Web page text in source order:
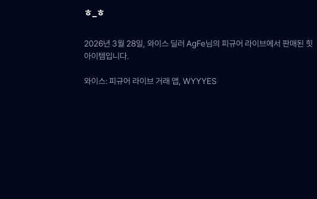
ㅎ_ㅎ
2026년 3월 28일, 와이스 딜러 AgFe님의 피규어 라이브에서 판매된 힛
아이템입니다.
와이스: 피규어 라이브 거래 앱, WYYYES